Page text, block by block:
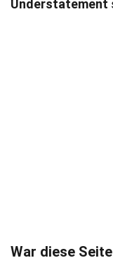
Understatement
War diese